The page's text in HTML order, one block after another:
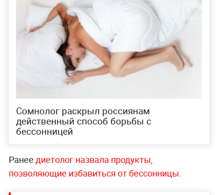
Сомнолог раскрыл россиянам
действенный способ борьбы с
бессонницей
Ранее диетолог назвала продукты,
позволяющие избавиться от бессонницы.